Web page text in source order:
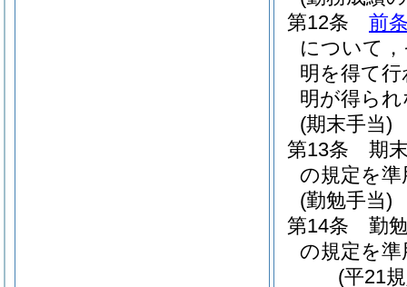
第12条
前
について
明を得て
明が得ら
(期末手当)
第13条
期
の規定を
(勤勉手当)
第14条
勤
の規定を
(平21